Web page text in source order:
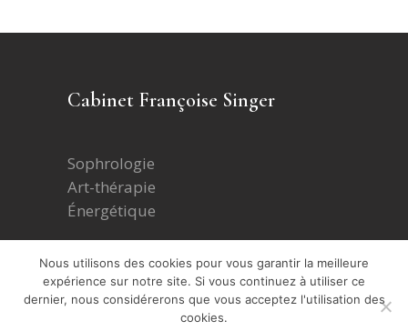
Cabinet Françoise Singer
Sophrologie
Art-thérapie
Énergétique
Formations
Nous utilisons des cookies pour vous garantir la meilleure
expérience sur notre site. Si vous continuez à utiliser ce
dernier, nous considérerons que vous acceptez l'utilisation des
cookies.